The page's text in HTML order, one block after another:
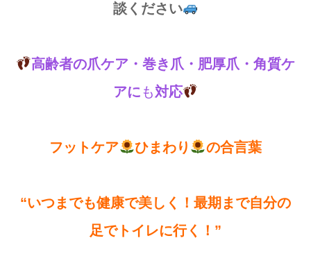
談ください
高齢者の爪ケア・巻き爪・肥厚爪・角質ケ
アにも対応
フットケア ひまわり の合言葉
“いつまでも健康で美しく！最期まで自分の
足でトイレに行く！”